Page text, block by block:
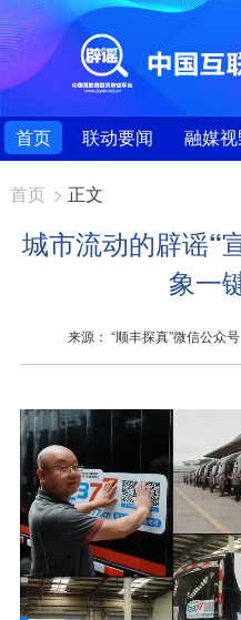
首页 联动要闻 融媒
首页 > 正文
城市流动的辟谣“
象一
来源： “顺丰探真”微信公众号